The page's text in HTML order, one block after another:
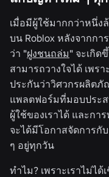
เมื่อมีผู้ใช้มากกว่าหนึ่ง
บน Roblox หลังจากก
ว่า "ฝูงชนถล่ม" จะเกิด
สามารถวางใจได้ เพร
ประกันว่าวิศวกรผลิตภั
แพลตฟอร์มที่มอบประ
ผู้ใช้ของเราได้ และกา
จะได้มีโอกาสจัดการ
ๆ อยู่ทุกวัน
ทำไม? เพราะเราไม่ไ